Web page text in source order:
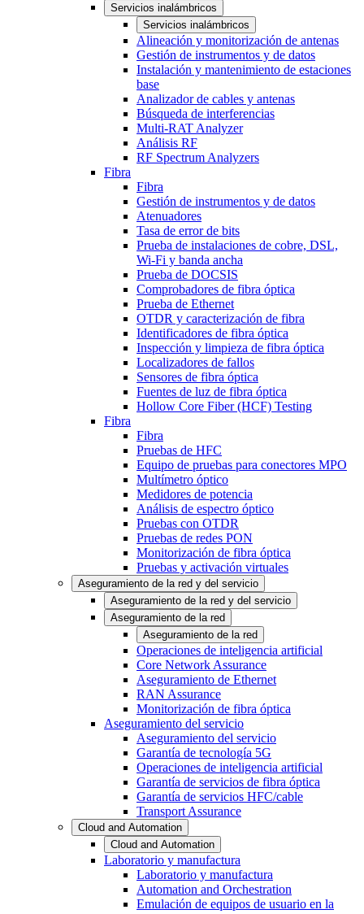
Servicios inalámbricos
Servicios inalámbricos
Alineación y monitorización de antenas
Gestión de instrumentos y de datos
Instalación y mantenimiento de estaciones
base
Analizador de cables y antenas
Búsqueda de interferencias
Multi-RAT Analyzer
Análisis RF
RF Spectrum Analyzers
Fibra
Fibra
Gestión de instrumentos y de datos
Atenuadores
Tasa de error de bits
Prueba de instalaciones de cobre, DSL,
Wi-Fi y banda ancha
Prueba de DOCSIS
Comprobadores de fibra óptica
Prueba de Ethernet
OTDR y caracterización de fibra
Identificadores de fibra óptica
Inspección y limpieza de fibra óptica
Localizadores de fallos
Sensores de fibra óptica
Fuentes de luz de fibra óptica
Hollow Core Fiber (HCF) Testing
Fibra
Fibra
Pruebas de HFC
Equipo de pruebas para conectores MPO
Multímetro óptico
Medidores de potencia
Análisis de espectro óptico
Pruebas con OTDR
Pruebas de redes PON
Monitorización de fibra óptica
Pruebas y activación virtuales
Aseguramiento de la red y del servicio
Aseguramiento de la red y del servicio
Aseguramiento de la red
Aseguramiento de la red
Operaciones de inteligencia artificial
Core Network Assurance
Aseguramiento de Ethernet
RAN Assurance
Monitorización de fibra óptica
Aseguramiento del servicio
Aseguramiento del servicio
Garantía de tecnología 5G
Operaciones de inteligencia artificial
Garantía de servicios de fibra óptica
Garantía de servicios HFC/cable
Transport Assurance
Cloud and Automation
Cloud and Automation
Laboratorio y manufactura
Laboratorio y manufactura
Automation and Orchestration
Emulación de equipos de usuario en la